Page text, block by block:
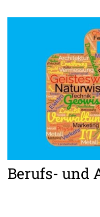
Berufs- und